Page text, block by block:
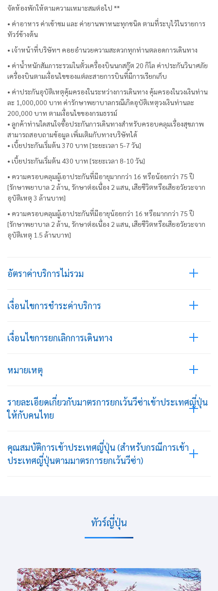
จัดห้องพักให้ตามความเหมาะสมต่อไป **
• ค่าอาหาร ค่าเข้าชม และ ค่ายานพาหนะทุกชนิด ตามที่ระบุไว้ในรายการ
ทัวร์ข้างต้น
• เจ้าหน้าที่บริษัทฯ คอยอำนวยความสะดวกทุกท่านตลอดการเดินทาง
• ค่าน้ำหนักสัมภาระรวมในตั๋วเครื่องบินนกสกู๊ต 20 กิโล ค่าประกันวินาศภัย
เครื่องบินตามเงื่อนไขของแต่ละสายการบินที่มีการเรียกเก็บ
• ค่าประกันอุบัติเหตุคุ้มครองในระหว่างการเดินทาง คุ้มครองในวงเงินท่าน
ละ 1,000,000 บาท ค่ารักษาพยาบาลกรณีเกิดอุบัติเหตุวงเงินท่านละ
200,000 บาท ตามเงื่อนไขของกรมธรรม์
• ลูกค้าท่านใดสนใจซื้อประกันการเดินทางสำหรับครอบคลุมเรื่องสุขภาพ
สามารถสอบถามข้อมูล เพิ่มเติมกับทางบริษัทได้
• เบี้ยประกันเริ่มต้น 370 บาท [ระยะเวลา 5-7 วัน]
• เบี้ยประกันเริ่มต้น 430 บาท [ระยะเวลา 8-10 วัน]
• ความครอบคลุมผู้เอาประกันที่มีอายุมากกว่า 16 หรือน้อยกว่า 75 ปี
[รักษาพยาบาล 2 ล้าน, รักษาต่อเนื่อง 2 แสน, เสียชีวิตหรือเสียอวัยวะจาก
อุบัติเหตุ 3 ล้านบาท]
• ความครอบคลุมผู้เอาประกันที่มีอายุน้อยกว่า 16 หรือมากกว่า 75 ปี
[รักษาพยาบาล 2 ล้าน, รักษาต่อเนื่อง 2 แสน, เสียชีวิตหรือเสียอวัยวะจาก
อุบัติเหตุ 1.5 ล้านบาท]
อัตราค่าบริการไม่รวม
เงื่อนไขการชำระค่าบริการ
เงื่อนไขการยกเลิกการเดินทาง
หมายเหตุ
รายละเอียดเกี่ยวกับมาตรการยกเว้นวีซ่าเข้าประเทศญี่ปุ่น
ให้กับคนไทย
คุณสมบัติการเข้าประเทศญี่ปุ่น (สำหรับกรณีการเข้า
ประเทศญี่ปุ่นตามมาตรการยกเว้นวีซ่า)
ทัวร์ญี่ปุ่น